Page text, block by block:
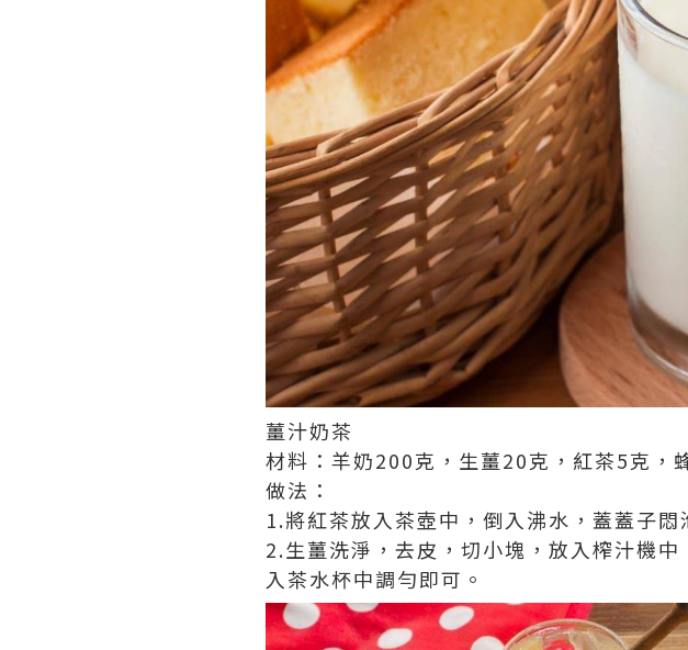
薑汁奶茶
材料：羊奶200克，生薑20克，紅茶5克，
做法：
1.將紅茶放入茶壺中，倒入沸水，蓋蓋子
2.生薑洗淨，去皮，切小塊，放入榨汁機
入茶水杯中調勻即可。